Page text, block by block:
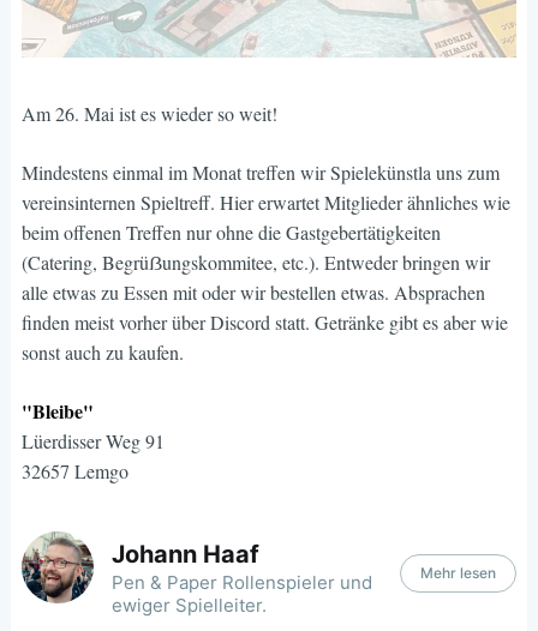
Am 26. Mai ist es wieder so weit!
Mindestens einmal im Monat treffen wir Spielekünstla uns zum
vereinsinternen Spieltreff. Hier erwartet Mitglieder ähnliches wie
beim offenen Treffen nur ohne die Gastgebertätigkeiten
(Catering, Begrüẞungskommitee, etc.). Entweder bringen wir
alle etwas zu Essen mit oder wir bestellen etwas. Absprachen
finden meist vorher über Discord statt. Getränke gibt es aber wie
sonst auch zu kaufen.
"Bleibe"
Lüerdisser Weg 91
32657 Lemgo
Johann Haaf
Pen & Paper Rollenspieler und
ewiger Spielleiter.
Mehr lesen